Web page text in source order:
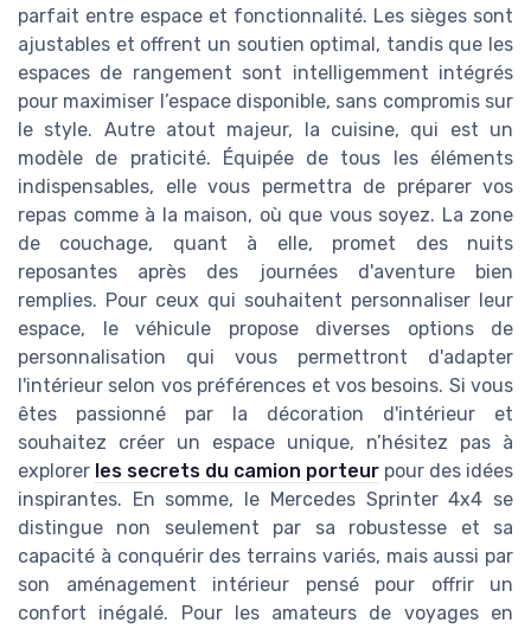
parfait entre espace et fonctionnalité. Les sièges sont
ajustables et offrent un soutien optimal, tandis que les
espaces de rangement sont intelligemment intégrés
pour maximiser l’espace disponible, sans compromis sur
le style. Autre atout majeur, la cuisine, qui est un
modèle de praticité. Équipée de tous les éléments
indispensables, elle vous permettra de préparer vos
repas comme à la maison, où que vous soyez. La zone
de couchage, quant à elle, promet des nuits
reposantes après des journées d'aventure bien
remplies. Pour ceux qui souhaitent personnaliser leur
espace, le véhicule propose diverses options de
personnalisation qui vous permettront d'adapter
l'intérieur selon vos préférences et vos besoins. Si vous
êtes passionné par la décoration d'intérieur et
souhaitez créer un espace unique, n’hésitez pas à
explorer les secrets du camion porteur pour des idées
inspirantes. En somme, le Mercedes Sprinter 4x4 se
distingue non seulement par sa robustesse et sa
capacité à conquérir des terrains variés, mais aussi par
son aménagement intérieur pensé pour offrir un
confort inégalé. Pour les amateurs de voyages en